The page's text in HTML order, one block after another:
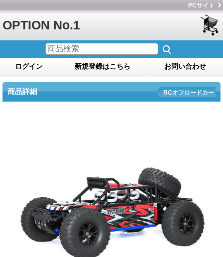
PCサイト
OPTION No.1
ログイン 新規登録はこちら お問い合わせ
商品詳細 RCオフロードカー